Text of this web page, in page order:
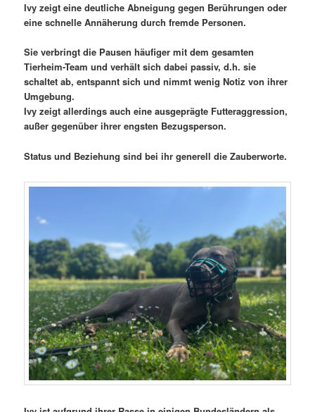
Ivy zeigt eine deutliche Abneigung gegen Berührungen oder
eine schnelle Annäherung durch fremde Personen.
Sie verbringt die Pausen häufiger mit dem gesamten
Tierheim-Team und verhält sich dabei passiv, d.h. sie
schaltet ab, entspannt sich und nimmt wenig Notiz von ihrer
Umgebung.
Ivy zeigt allerdings auch eine ausgeprägte Futteraggression,
außer gegenüber ihrer engsten Bezugsperson.
Status und Beziehung sind bei ihr generell die Zauberworte.